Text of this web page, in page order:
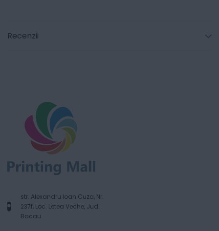
Recenzii
str. Alexandru Ioan Cuza, Nr.
237f, Loc. Letea Veche, Jud.
Bacau